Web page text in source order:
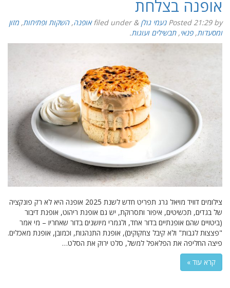
אופנה בצלחת
Posted21:29by נעמי גולן &
filed under אופנה,השקות ופתיחות, מזון
ומסעדות,פנאי,תבשילים ועוגות.
צילומים דוויד מויאל גרג תפריט חדש לשנת 2025 אופנה היא לא רק פונקציה
של בגדים, תכשיטים, איפור ותסרוקת, יש גם אופנת ריהוט, אופנת דיבור
(ביטויים שהם אופנתיים בדור אחד, ולגמרי מיושנים בדור שאחריו – מי אמר
"פצצות לגבות" ולא קיבל צחקוקים), אופנת התנהגות, וכמובן, אופנת מאכלים.
פיצה החליפה את הפלאפל למשל, סלט ירוק את הסלט…
קרא עוד »